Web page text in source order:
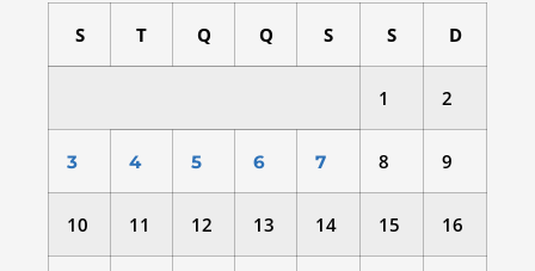
S T Q Q S S D
1 2
3 4 5 6 7 8 9
10 11 12 13 14 15 16